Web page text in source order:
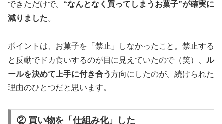
できただけで、 “なんとなく買ってしまうお菓子”が確実に
減りました。
ポイントは、お菓子を「禁止」しなかったこと。禁止する
と反動でドカ食いするのが目に見えていたので（笑）、 ル
ールを決めて上手に付き合う方向にしたのが、続けられた
理由のひとつだと思います。
② 買い物を「仕組み化」した